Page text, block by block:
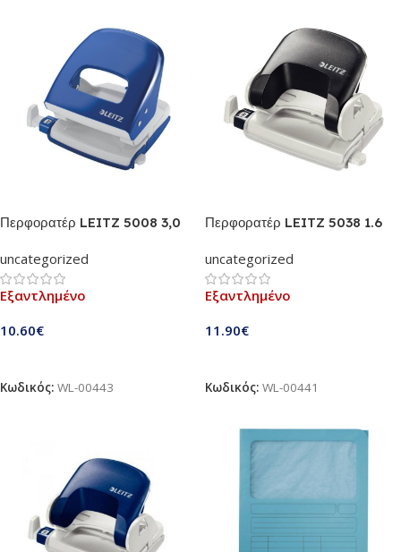
Περφορατέρ LEITZ 5008 3,0
uncategorized
Εξαντλημένο
10.60€
Κωδικός: WL-00443
Περφορατέρ LEITZ 5038 1.6
Σκελετός)
uncategorized
Εξαντλημένο
11.90€
Κωδικός: WL-00441